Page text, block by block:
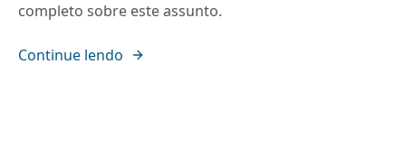
completo sobre este assunto.
Continue lendo